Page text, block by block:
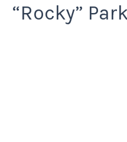
“Rocky”